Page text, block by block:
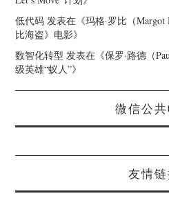
低代码 发表在《玛格·罗比（
比海盗》电影》
数智化转型 发表在《保罗·路德（
级英雄“蚁人”》
微信公
友情